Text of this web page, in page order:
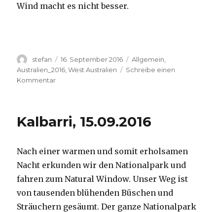
Wind macht es nicht besser.
Autor
stefan
Veröffentlicht
am
16. September 2016 Kategorien
Allgemein
Australien_2016 ,West Australien
Schreibe einen
Kommentarzu
Kalbarri, 15.09.2016
Nach einer warmen und somit erholsamen
Nacht erkunden wir den Nationalpark und
fahren zum Natural Window. Unser Weg ist
von tausenden blühenden Büschen und
Sträuchern gesäumt. Der ganze Nationalpark